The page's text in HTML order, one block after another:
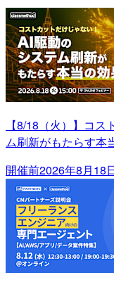
【8/18（火）】コ
ム刷新がもたらす本
開催前2026年8月18